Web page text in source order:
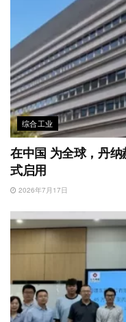
综合工业
在中国 为全球，丹
式启用
2026年7月17日